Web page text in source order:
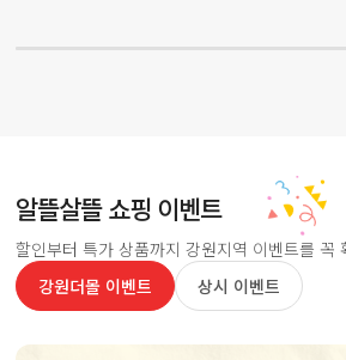
알뜰살뜰 쇼핑 이벤트
할인부터 특가 상품까지 강원지역 이벤트를 꼭
강원더몰 이벤트
상시 이벤트